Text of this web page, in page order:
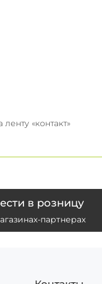
«контакт»
в розницу
партнерах